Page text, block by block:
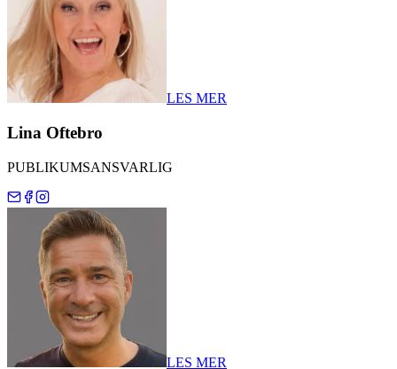
LES MER
Lina Oftebro
PUBLIKUMSANSVARLIG
LES MER